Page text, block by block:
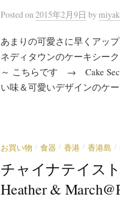
Posted on 2015年2月9日 by
あまりの可愛さに早くアッ
ネディタウンのケーキシー
～ こちらです → Cake
い味＆可愛いデザインのケ
お買い物 / 食器 / 香港 / 香港島 /
チャイナテイス
Heather &